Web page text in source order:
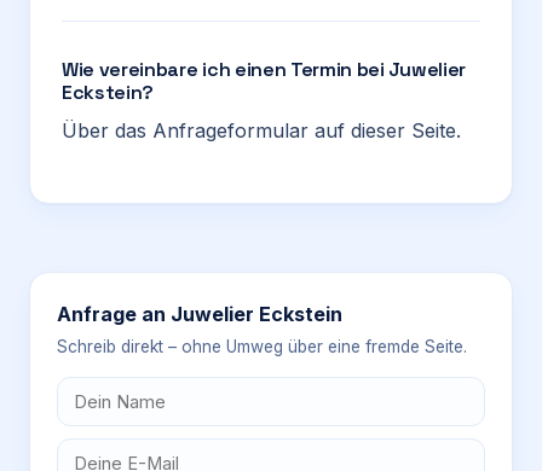
Wie vereinbare ich einen Termin bei Juwelier
Eckstein?
Über das Anfrageformular auf dieser Seite.
Anfrage an Juwelier Eckstein
Schreib direkt – ohne Umweg über eine fremde Seite.